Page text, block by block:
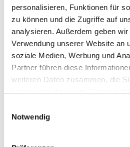
personalisieren, Funktionen für
zu können und die Zugriffe auf
analysieren. Außerdem geben
Verwendung unserer Website an
soziale Medien, Werbung und
Partner führen diese
weiteren Daten zusammen, die
haben oder die sie im Rahmen
Notwendig
Geräte für mehr
Energieeffizienz – alles
oder Sprachbefehl.